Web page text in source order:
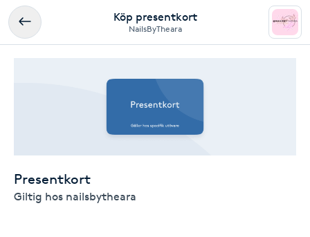
Köp presentkort
NailsByTheara
Presentkort
Giltig hos nailsbytheara